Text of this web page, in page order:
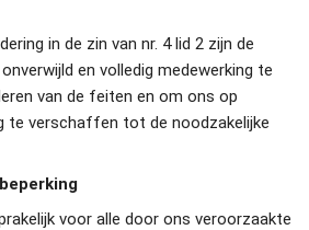
in de zin van nr. 4 lid 2 zijn de
en volledig medewerking te
van de feiten en om ons op
te verschaffen tot de noodzakelijke
voor alle door ons veroorzaakte